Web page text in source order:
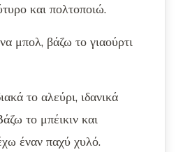
και πολτοποιώ.
μπολ, βάζω το γιαούρτι
το αλεύρι, ιδανικά
το μπέικιν και
έναν παχύ χυλό.